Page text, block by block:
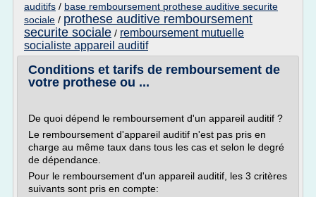
auditifs / base remboursement prothese auditive securite
sociale / prothese auditive remboursement
securite sociale / remboursement mutuelle
socialiste appareil auditif
Conditions et tarifs de remboursement de
votre prothese ou ...
De quoi dépend le remboursement d'un appareil auditif ?
Le remboursement d'appareil auditif n'est pas pris en
charge au même taux dans tous les cas et selon le degré
de dépendance.
Pour le remboursement d'un appareil auditif, les 3 critères
suivants sont pris en compte: